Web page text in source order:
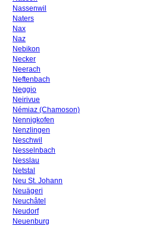
Nassenwil
Naters
Nax
Naz
Nebikon
Necker
Neerach
Neftenbach
Neggio
Neirivue
Némiaz (Chamoson)
Nennigkofen
Nenzlingen
Neschwil
Nesselnbach
Nesslau
Netstal
Neu St. Johann
Neuägeri
Neuchâtel
Neudorf
Neuenburg